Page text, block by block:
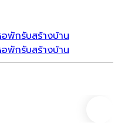
อพักรับสร้างบ้าน
อพักรับสร้างบ้าน